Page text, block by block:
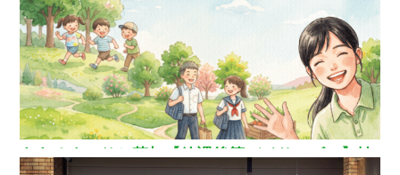
ああるまつりか草加【放課後等デイサービス】埼